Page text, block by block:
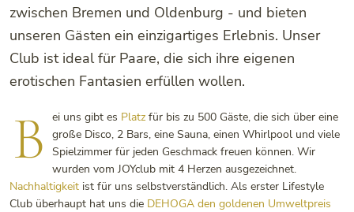
zwischen Bremen und Oldenburg - und bieten
unseren Gästen ein einzigartiges Erlebnis. Unser
Club ist ideal für Paare, die sich ihre eigenen
erotischen Fantasien erfüllen wollen.
B ei uns gibt es Platz für bis zu 500 Gäste, die sich über eine
große Disco, 2 Bars, eine Sauna, einen Whirlpool und viele
Spielzimmer für jeden Geschmack freuen können. Wir
wurden vom JOYclub mit 4 Herzen ausgezeichnet.
Nachhaltigkeit ist für uns selbstverständlich. Als erster Lifestyle
Club überhaupt hat uns die DEHOGA den goldenen Umweltpreis